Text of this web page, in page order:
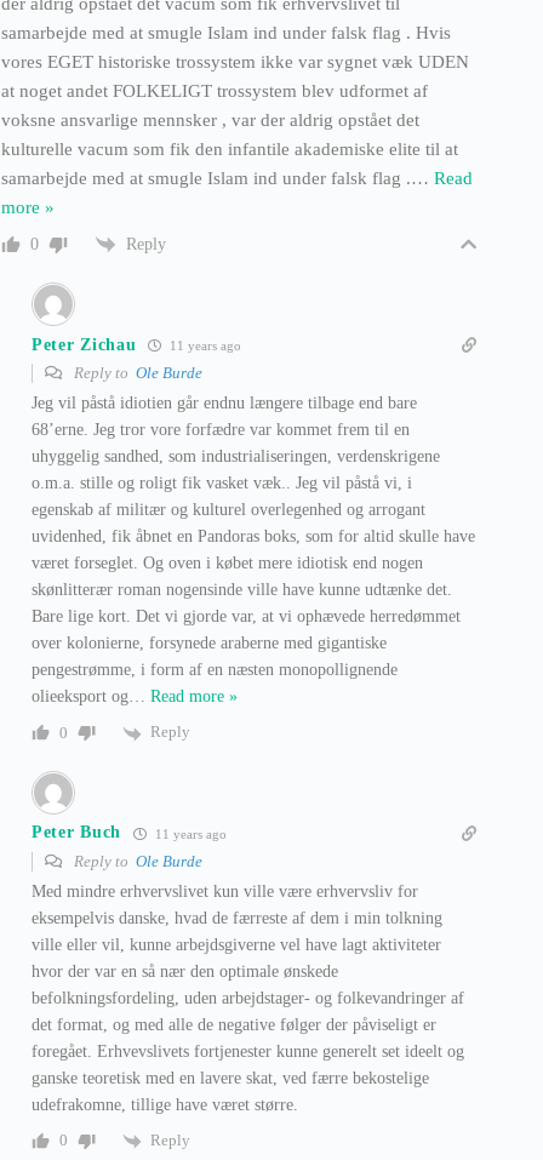
samarbejde med at smugle Islam ind under falsk flag . Hvis
vores EGET historiske trossystem ikke var sygnet væk UDEN
at noget andet FOLKELIGT trossystem blev udformet af
voksne ansvarlige mennsker , var der aldrig opstået det
kulturelle vacum som fik den infantile akademiske elite til at
samarbejde med at smugle Islam ind under falsk flag .… Read
more »
0 Reply
Peter Zichau 11 years ago
Reply to Ole Burde
Jeg vil påstå idiotien går endnu længere tilbage end bare
68’erne. Jeg tror vore forfædre var kommet frem til en
uhyggelig sandhed, som industrialiseringen, verdenskrigene
o.m.a. stille og roligt fik vasket væk.. Jeg vil påstå vi, i
egenskab af militær og kulturel overlegenhed og arrogant
uvidenhed, fik åbnet en Pandoras boks, som for altid skulle have
været forseglet. Og oven i købet mere idiotisk end nogen
skønlitterær roman nogensinde ville have kunne udtænke det.
Bare lige kort. Det vi gjorde var, at vi ophævede herredømmet
over kolonierne, forsynede araberne med gigantiske
pengestrømme, i form af en næsten monopollignende
olieeksport og… Read more »
0
Reply
Peter Buch 11 years ago
Reply to Ole Burde
Med mindre erhvervslivet kun ville være erhvervsliv for
eksempelvis danske, hvad de færreste af dem i min tolkning
ville eller vil, kunne arbejdsgiverne vel have lagt aktiviteter
hvor der var en så nær den optimale ønskede
befolkningsfordeling, uden arbejdstager- og folkevandringer af
det format, og med alle de negative følger der påviseligt er
foregået. Erhvevslivets fortjenester kunne generelt set ideelt og
ganske teoretisk med en lavere skat, ved færre bekostelige
udefrakomne, tillige have været større.
0
Reply